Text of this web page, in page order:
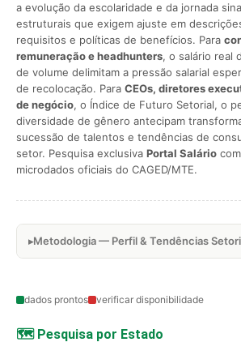
a evolução da escolaridade e da jornada
estruturais que exigem ajuste em
requisitos e políticas de benefícios. Para
remuneração e headhunters, o salário real
de volume delimitam a pressão salarial
de recolocação. Para CEOs, diretores
de negócio, o Índice de Futuro Setorial, o
diversidade de gênero antecipam
sucessão de talentos e tendências de
setor. Pesquisa exclusiva Portal Salário
microdados oficiais do CAGED/MTE.
Metodologia — Perfil & Tendências
dados prontos verificar disponibilidade
🗺️ Pesquisa por Estado